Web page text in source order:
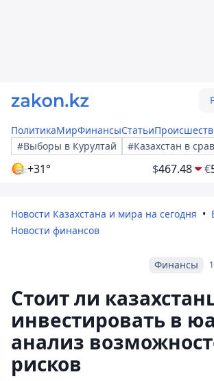
ПолитикаМирФинансыСтатьи
#Выборы в Курултай
#Казахстан в
+31° $467.48 €
Новости Казахстана и мира на сегодня
Новости финансов
Финансы
Стоит ли
инвестировать в
анализ
рисков